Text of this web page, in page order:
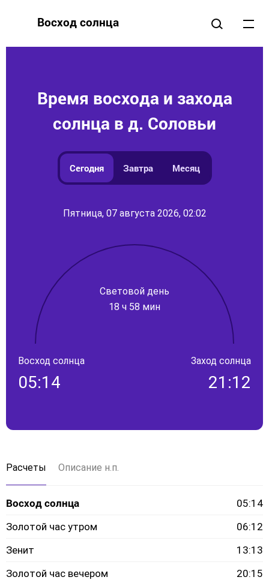
Восход солнца
Время восхода и захода
солнца в д. Соловьи
Сегодня Завтра Месяц
Пятница, 07 августа 2026, 02:02
Световой день
18 ч 58 мин
Восход солнца
05:14
Заход солнца
21:12
Расчеты Описание н.п.
Восход солнца
05:14
Золотой час утром
06:12
Зенит
13:13
Золотой час вечером
20:15